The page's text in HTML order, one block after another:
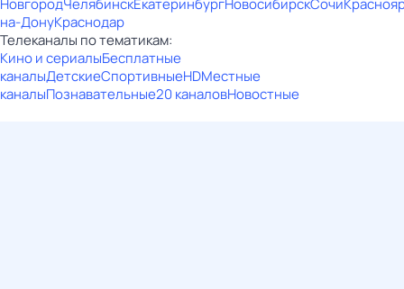
НовгородЧелябинскЕкатеринбургНовосибирскСочи
на-ДонуКраснодар
Телеканалы по тематикам:
Кино и сериалыБесплатные
каналыДетскиеСпортивныеHDМестные
каналыПознавательные20 каналовНовостные